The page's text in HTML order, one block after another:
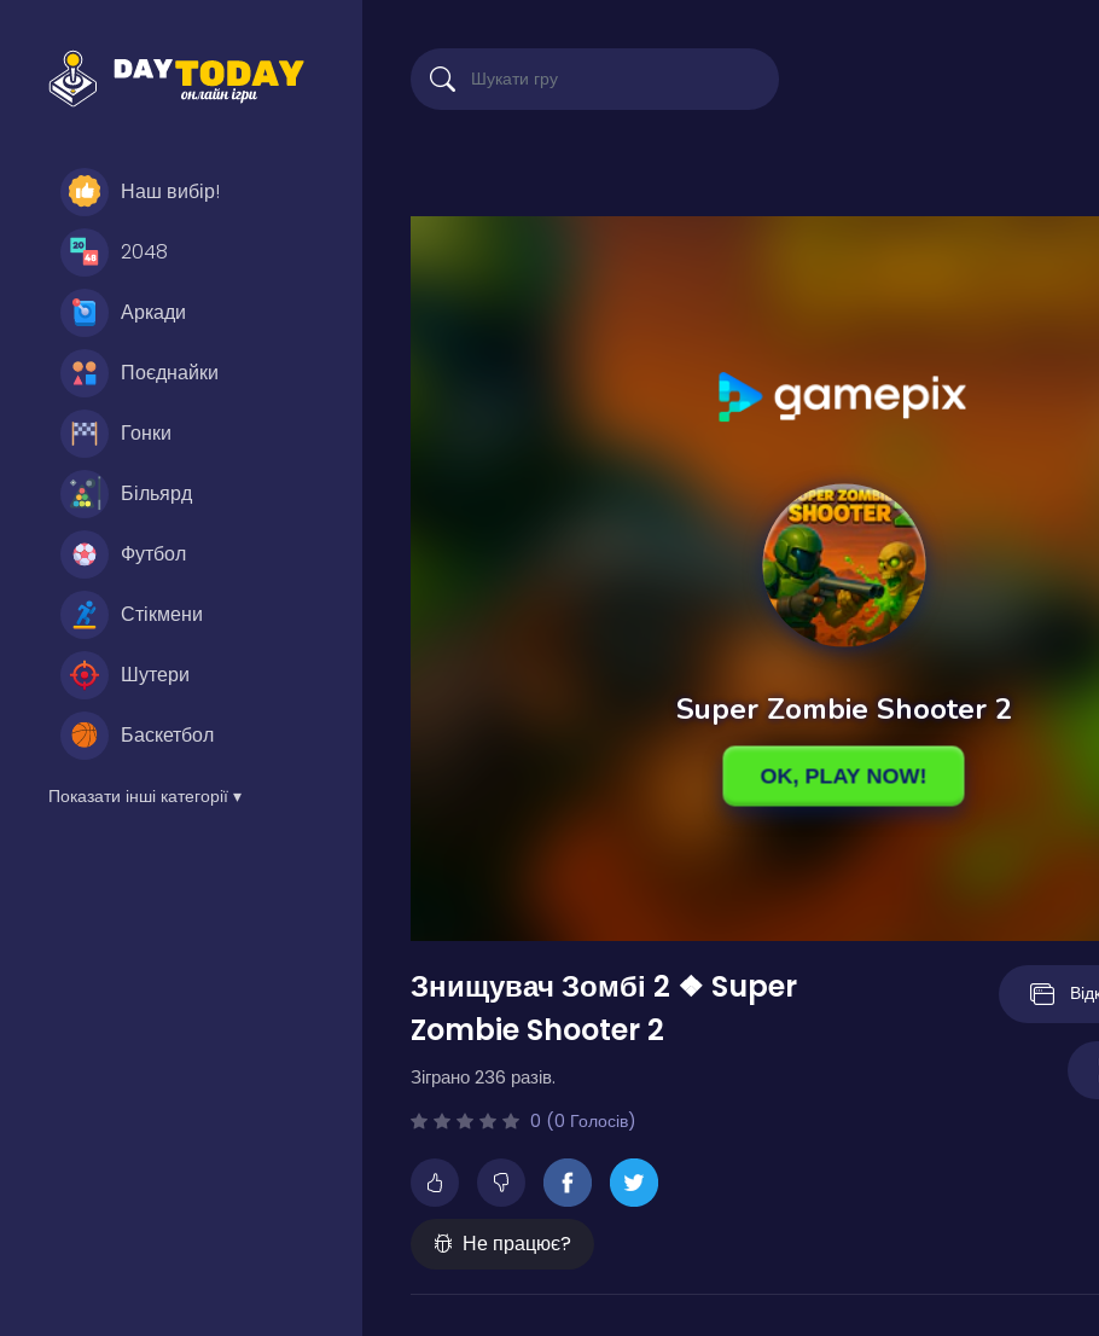
Наш вибір!
2048
Аркади
Поєднайки
Гонки
Більярд
Футбол
Стікмени
Шутери
Баскетбол
Показати інші категорії ▾
Знищувач Зомбі 2 ❖ Super
Zombie Shooter 2
Зіграно 236 разів.
0 (0 Голосів)
Не працює?